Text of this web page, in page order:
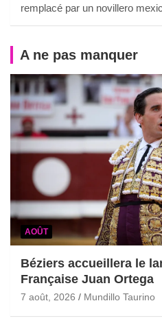
remplacé par un novillero
A ne pas manquer
AOÛT
Béziers accueillera le
Française Juan Ortega
7 août, 2026 Mundillo Taurino